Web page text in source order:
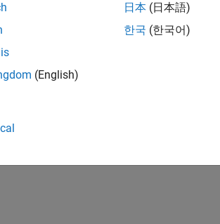
(English)
日本 (日本語)
한국 (한국어)